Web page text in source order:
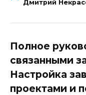
Дмитрий
Полное
связанными
Настройка
проектами и